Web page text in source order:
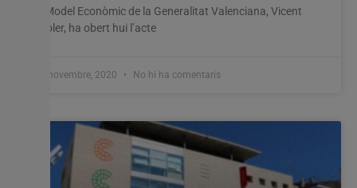
i Model Econòmic de la Generalitat Valenciana, Vicent
Soler, ha obert hui l’acte
3 novembre, 2020 No hi ha comentaris